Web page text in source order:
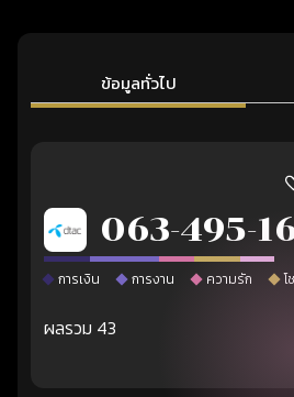
ข้อมูลทั่วไป
063-495-
การเงิน การงาน ความรัก โ
ผลรวม 43